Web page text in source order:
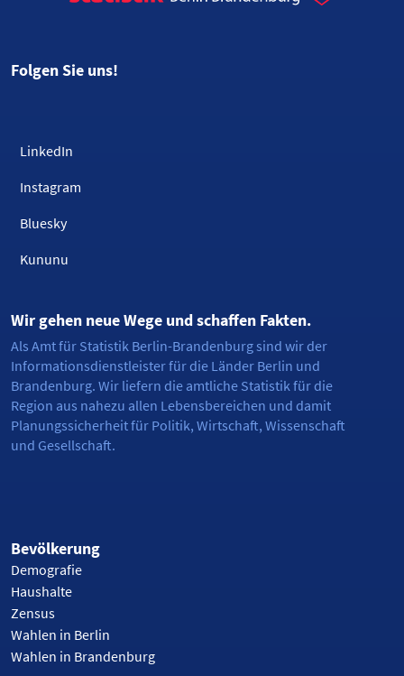
Folgen Sie uns!
LinkedIn
Instagram
Bluesky
Kununu
Wir gehen neue Wege und schaffen Fakten.
Als Amt für Statistik Berlin-Brandenburg sind wir der
Informationsdienstleister für die Länder Berlin und
Brandenburg. Wir liefern die amtliche Statistik für die
Region aus nahezu allen Lebensbereichen und damit
Planungssicherheit für Politik, Wirtschaft, Wissenschaft
und Gesellschaft.
Bevölkerung
Demografie
Haushalte
Zensus
Wahlen in Berlin
Wahlen in Brandenburg